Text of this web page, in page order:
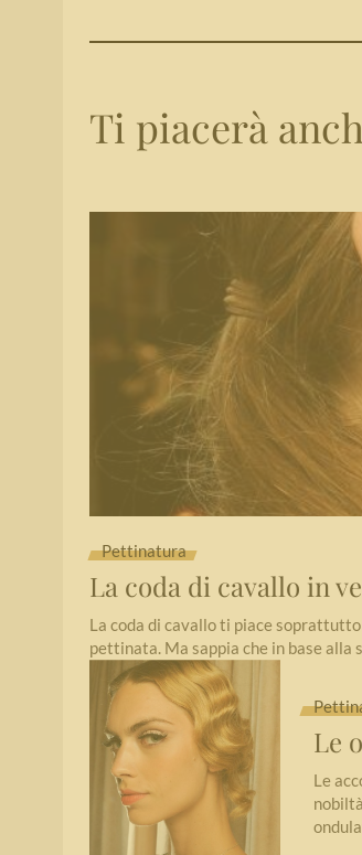
Ti piacerà
Pettinatura
La coda di cavallo in
La coda di cavallo ti piace
pettinata. Ma sappia che in base alla
Le
Le